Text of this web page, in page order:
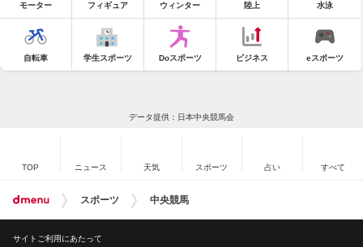
モーター フィギュア ウィンター 陸上 水泳
自転車 学生スポーツ Doスポーツ ビジネス eスポーツ
データ提供：日本中央競馬会
TOP ニュース 天気 スポーツ 占い すべて
スポーツ 中央競馬
サイトご利用にあたって